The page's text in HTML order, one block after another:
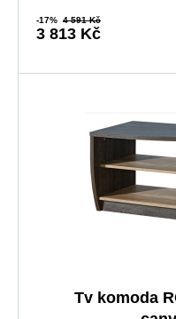
-17% 4 591 Kč
3 813 Kč
Tv komoda